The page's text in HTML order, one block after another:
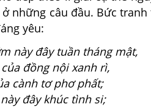
ở những câu đầu. Bức
yêu:
này đây tuần tháng mật,
đồng nội xanh rì,
cành tơ phơ phất;
đây khúc tình si;